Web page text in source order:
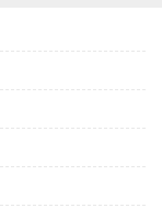
都不是被动地
外界遮挡了，
想要什么。每
回想我们走过
属于我们自己